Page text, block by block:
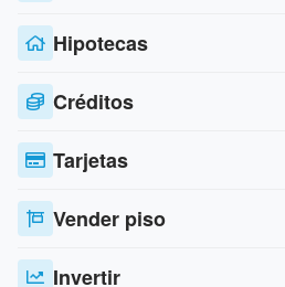
Hipotecas
Créditos
Tarjetas
Vender piso
Invertir